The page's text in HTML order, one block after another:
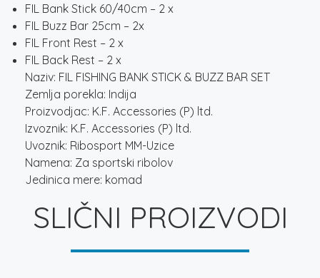
FIL Bank Stick 60/40cm – 2 x
FIL Buzz Bar 25cm – 2x
FIL Front Rest – 2 x
FIL Back Rest – 2 x
Naziv: FIL FISHING BANK STICK & BUZZ BAR SET
Zemlja porekla: Indija
Proizvodjac: K.F. Accessories (P) ltd.
Izvoznik: K.F. Accessories (P) ltd.
Uvoznik: Ribosport MM-Uzice
Namena: Za sportski ribolov
Jedinica mere: komad
SLIČNI PROIZVODI